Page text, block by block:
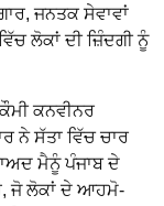
ਜਨਤਕ ਸੇਵਾਵਾਂ
ਲੋਕਾਂ ਦੀ ਜ਼ਿੰਦਗੀ ਨੂੰ
ਕਨਵੀਨਰ
ਨੇ ਸੱਤਾ ਵਿੱਚ ਚਾਰ
ਮੈਨੂੰ ਪੰਜਾਬ ਦੇ
ਜੋ ਲੋਕਾਂ ਦੇ ਆਹਮੋ-